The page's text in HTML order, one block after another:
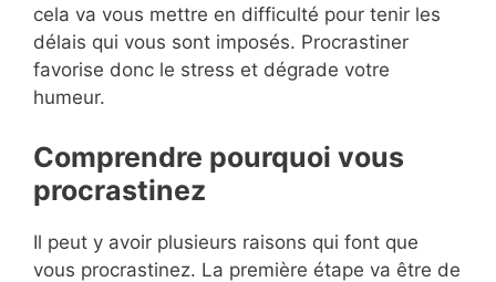
cela va vous mettre en difficulté pour tenir les
délais qui vous sont imposés. Procrastiner
favorise donc le stress et dégrade votre
humeur.
Comprendre pourquoi vous
procrastinez
Il peut y avoir plusieurs raisons qui font que
vous procrastinez. La première étape va être de